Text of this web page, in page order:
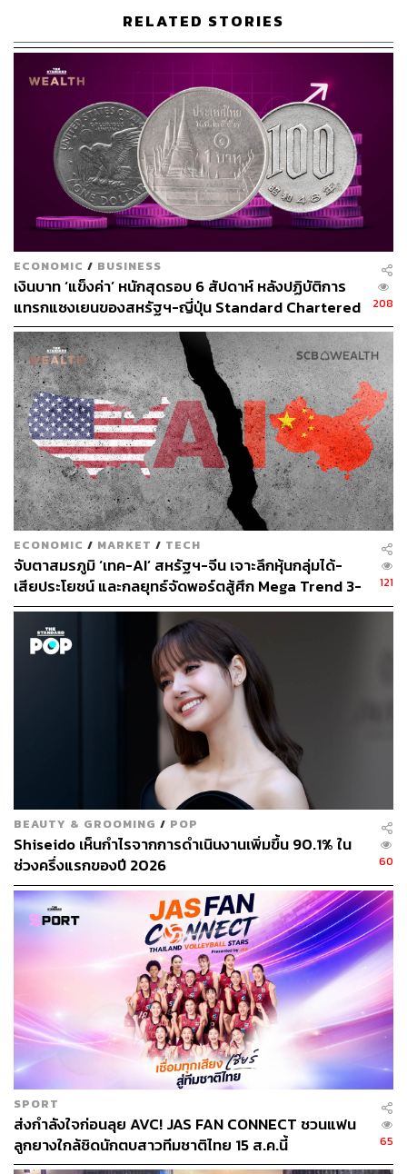
มีนาคม และหายตัวไปตลอดเกือบทั้งปี ซึ่งคาดว่า เขาถูก
ควบคุมตัวสอบสวนกับคดีทุจริตครั้งนี้
จากปรากฏการณ์ครั้งนี้ ทำให้เหอเว่ยตงเป็นนายพลคนแรก
ใน CMC ที่ถูกปลดออกจากตำแหน่งในรอบหลายทศวรรษ นับ
ตั้งแต่เหตุการณ์การปฏิวัติวัฒนธรรมปี 1966-1967 โดย
กระทรวงกลาโหมจีนเรียกว่า การปราบปรามครั้งนี้ ถือเป็น
‘ความสำเร็จ’ ต่อแคมเปญต้านคอร์รัปชันของพรรค
คอมมิวนิสต์และกองทัพ
เชื่อกันว่า ประกาศดังกล่าวเป็นส่วนหนึ่งของนโยบายการสับ
เปลี่ยนตำแหน่งของสมาชิก CMC ซึ่งเกิดขึ้นไม่กี่วันก่อนการ
ประชุมเต็มคณะสมัยที่ 4 (Fourth Plenum) โดยมีเจ้าหน้าที่
ระดับสูงเข้าร่วมมากกว่า 300 คน เพื่อหารือหรือทบทวนแผน
พัฒนาเศรษฐกิจของประเทศ
ทั้งนี้ เหวินตี้ซุง (Wen-Ti Sung) นักวิชาการจาก Global
China Hub มองว่า ปรากฏการณ์ดังกล่าวสะท้อนว่าสีจิ้นผิง
กำลัง ‘ล้างบาง’ ครั้งใหญ่ ซึ่งการปลด เหอเว่ยตง และ เมียวฮ
วา หมายความว่า ผู้นำจีนกำลังเลือกสมาชิก CMC คนใหม่ใน
เร็วๆ นี้
ภาพ:XC2000 / Shutterstock
อ้างอิง:
https://edition.cnn.com/2025/10/17/china/china-com
munist-party-expels-military-leaders-intl-hnk
https://www.bbc.com/news/articles/cwy7528ekzro
TAGS: พรรคคอมมิวนิสต์จีน
Central Military Commission
Nancy Pelosi China
278
ABOUT THE AUTHOR
อัยย์ลดา แซ่โค้ว
Content Creator กองบรรณาธิการข่าวต่าง
ประเทศ THE STANDARD
RELATED STORIES
ECONOMIC / BUSINESS
เงินบาท ‘แข็งค่า’ หนักสุดรอบ 6 สัปดาห์ หลังปฏิบัติการ
แทรกแซงเยนของสหรัฐฯ-ญี่ปุ่น Standard Chartered
เปิดเป้าสิ้นปีนี้จ่อแข็งต่อแตะ 32.50 บาทต่อดอลลาร์
208
ECONOMIC / MARKET / TECH
จับตาสมรภูมิ ‘เทค-AI’ สหรัฐฯ-จีน เจาะลึกหุ้นกลุ่มได้-
เสียประโยชน์ และกลยุทธ์จัดพอร์ตสู้ศึก Mega Trend 3-
5 ปีข้างหน้า
121
BEAUTY & GROOMING / POP
Shiseido เห็นกำไรจากการดำเนินงานเพิ่มขึ้น 90.1% ใน
ช่วงครึ่งแรกของปี 2026
60
SPORT
ส่งกำลังใจก่อนลุย AVC! JAS FAN CONNECT ชวนแฟน
ลูกยางใกล้ชิดนักตบสาวทีมชาติไทย 15 ส.ค.นี้
65